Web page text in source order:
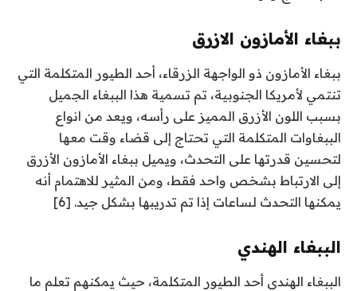
ببغاء الأمازون الازرق
ببغاء الأمازون ذو الواجهة الزرقاء، أحد الطيور المتكلمة التي
تنتمي لأمريكا الجنوبية، تم تسمية هذا الببغاء الجميل
بسبب اللون الأزرق المميز على رأسه، ويعد من انواع
الببغاوات المتكلمة التي تحتاج إلى قضاء وقت معها
لتحسين قدرتها على التحدث، ويميل ببغاء الأمازون الأزرق
إلى الارتباط بشخص واحد فقط، ومن المثير للاهتمام أنه
يمكنها التحدث لساعات إذا تم تدريبها بشكل جيد. [6]
الببغاء الهندي
الببغاء الهندي أحد الطيور المتكلمة، حيث يمكنهم تعلم ما